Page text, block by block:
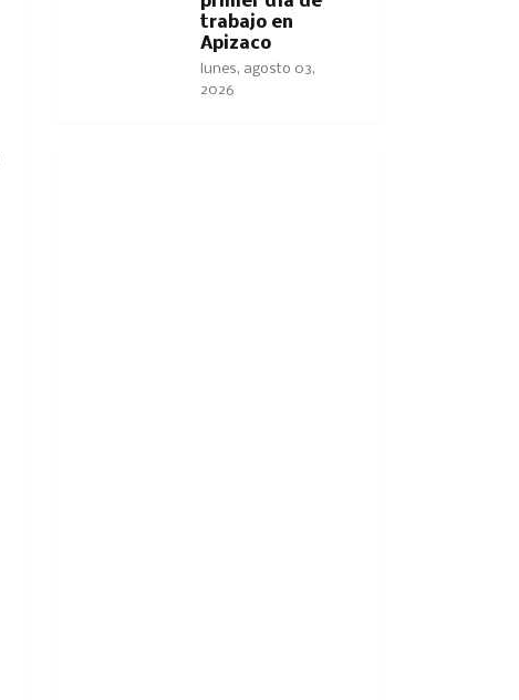
trabajo en
Apizaco
lunes, agosto 03,
2026